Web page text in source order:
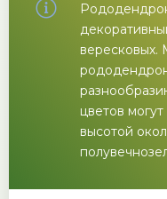
вересковых.
цветов
высотой